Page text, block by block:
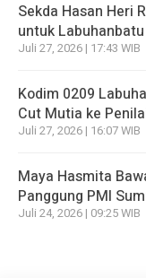
Sekda Hasan Heri
untuk Labuhanbatu
Juli 27, 2026 | 17:43 WIB
Kodim 0209
Cut Mutia ke
Juli 27, 2026 | 16:07 WIB
Maya Hasmita
Panggung PMI
Juli 24, 2026 | 09:25 WIB